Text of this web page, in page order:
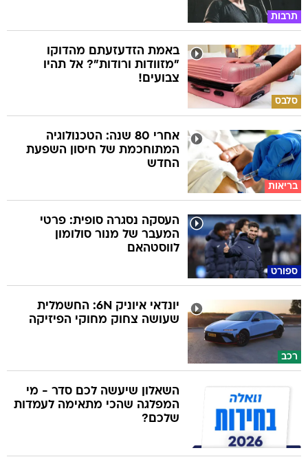
תרבות
סלבס
באמת הזדעזעתם מהדוקו
"מזוודות ורודות"? אל תהיו
צבועים!
בריאות
אחרי 80 שנה: הטכנולוגיה
המתוחכמת של חיסון השפעת
החדש
ספורט
העסקה נסגרה סופית: פרטי
המעבר של מנור סולומון
לווסטהאם
רכב
יונדאי איוניק 6N: החשמלית
שעושה צחוק מחוקי הפיזיקה
השאלון שיעשה לכם סדר - מי
המפלגה שהכי מתאימה לעמדות
שלכם?